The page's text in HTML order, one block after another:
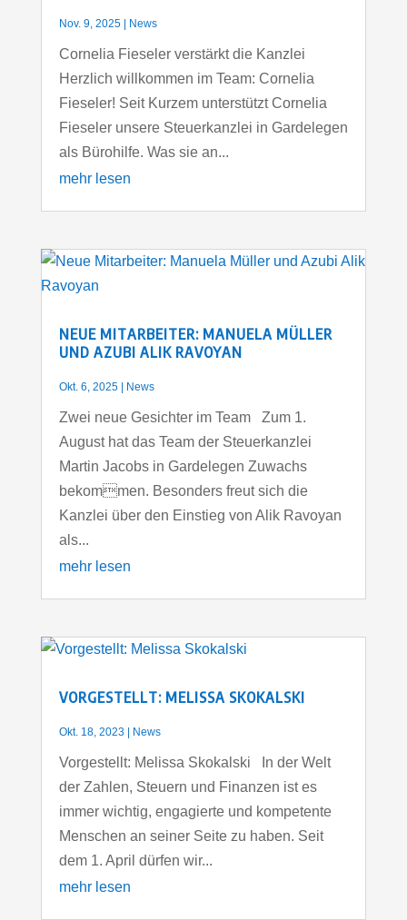
Nov. 9, 2025| News
Cornelia Fieseler verstärkt die Kanzlei
Herzlich willkommen im Team: Cornelia
Fieseler! Seit Kurzem unterstützt Cornelia
Fieseler unsere Steuerkanzlei in Gardelegen
als Bürohilfe. Was sie an...
mehr lesen
NEUE MITARBEITER: MANUELA MÜLLER
UND AZUBI ALIK RAVOYAN
Okt. 6, 2025| News
Zwei neue Gesichter im Team Zum 1.
August hat das Team der Steuerkanzlei
Martin Jacobs in Gardelegen Zuwachs
bekommen. Besonders freut sich die
Kanzlei über den Einstieg von Alik Ravoyan
als...
mehr lesen
VORGESTELLT: MELISSA SKOKALSKI
Okt. 18, 2023 News
Vorgestellt: Melissa Skokalski In der Welt
der Zahlen, Steuern und Finanzen ist es
immer wichtig, engagierte und kompetente
Menschen an seiner Seite zu haben. Seit
dem 1. April dürfen wir...
mehr lesen